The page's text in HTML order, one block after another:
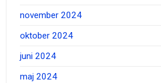
november 2024
oktober 2024
juni 2024
maj 2024